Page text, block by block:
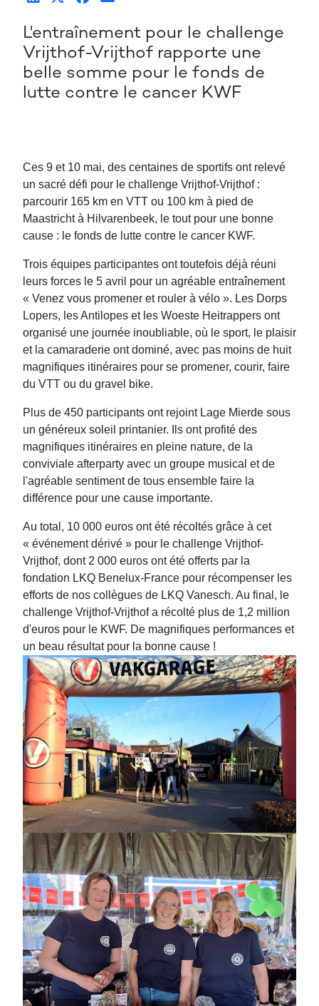
L'entraînement pour le challenge
Vrijthof-Vrijthof rapporte une
belle somme pour le fonds de
lutte contre le cancer KWF
Ces 9 et 10 mai, des centaines de sportifs ont relevé
un sacré défi pour le challenge Vrijthof-Vrijthof :
parcourir 165 km en VTT ou 100 km à pied de
Maastricht à Hilvarenbeek, le tout pour une bonne
cause : le fonds de lutte contre le cancer KWF.
Trois équipes participantes ont toutefois déjà réuni
leurs forces le 5 avril pour un agréable entraînement
« Venez vous promener et rouler à vélo ». Les Dorps
Lopers, les Antilopes et les Woeste Heitrappers ont
organisé une journée inoubliable, où le sport, le plaisir
et la camaraderie ont dominé, avec pas moins de huit
magnifiques itinéraires pour se promener, courir, faire
du VTT ou du gravel bike.
Plus de 450 participants ont rejoint Lage Mierde sous
un généreux soleil printanier. Ils ont profité des
magnifiques itinéraires en pleine nature, de la
conviviale afterparty avec un groupe musical et de
l'agréable sentiment de tous ensemble faire la
différence pour une cause importante.
Au total, 10 000 euros ont été récoltés grâce à cet
« événement dérivé » pour le challenge Vrijthof-
Vrijthof, dont 2 000 euros ont été offerts par la
fondation LKQ Benelux-France pour récompenser les
efforts de nos collègues de LKQ Vanesch. Au final, le
challenge Vrijthof-Vrijthof a récolté plus de 1,2 million
d'euros pour le KWF. De magnifiques performances et
un beau résultat pour la bonne cause !